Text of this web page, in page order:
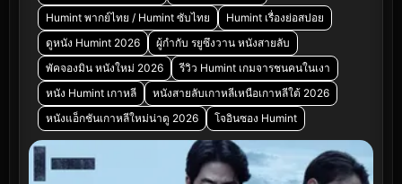
Humint พากย์ไทย / Humint ซับไทย
Humint เรื่องย่อสปอย
ดูหนัง Humint 2026
ผู้กำกับ รยูซึงวาน หนังสายลับ
พัคจองมิน หนังใหม่ 2026
รีวิว Humint เกมจารชนคนในเงา
หนัง Humint เกาหลี
หนังสายลับเกาหลีเหนือเกาหลีใต้ 2026
หนังแอ็กชันเกาหลีใหม่น่าดู 2026
โจอินซอง Humint